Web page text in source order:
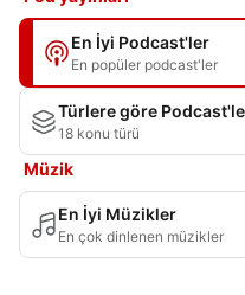
En İyi Podcast'ler
En popüler podcast'ler
Türlere göre
18 konu türü
Müzik
En İyi Müzikler
En çok dinlenen müzikler